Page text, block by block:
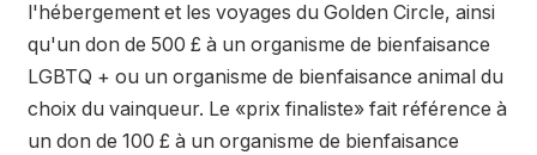
l'hébergement et les voyages du Golden Circle, ainsi
qu'un don de 500 £ à un organisme de bienfaisance
LGBTQ + ou un organisme de bienfaisance animal du
choix du vainqueur. Le «prix finaliste» fait référence à
un don de 100 £ à un organisme de bienfaisance